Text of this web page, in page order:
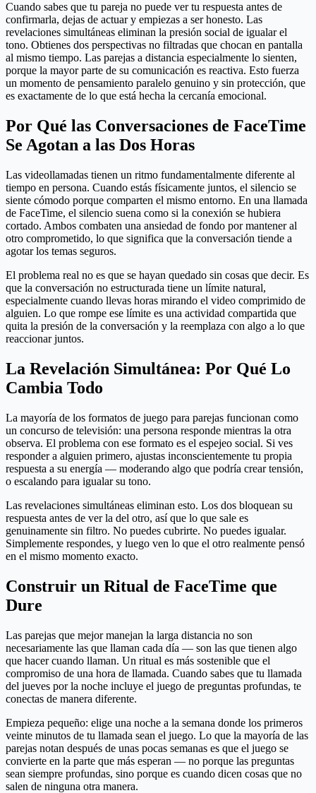
Cuando sabes que tu pareja no puede ver tu respuesta antes de
confirmarla, dejas de actuar y empiezas a ser honesto. Las
revelaciones simultáneas eliminan la presión social de igualar el
tono. Obtienes dos perspectivas no filtradas que chocan en pantalla
al mismo tiempo. Las parejas a distancia especialmente lo sienten,
porque la mayor parte de su comunicación es reactiva. Esto fuerza
un momento de pensamiento paralelo genuino y sin protección, que
es exactamente de lo que está hecha la cercanía emocional.
Por Qué las Conversaciones de FaceTime
Se Agotan a las Dos Horas
Las videollamadas tienen un ritmo fundamentalmente diferente al
tiempo en persona. Cuando estás físicamente juntos, el silencio se
siente cómodo porque comparten el mismo entorno. En una llamada
de FaceTime, el silencio suena como si la conexión se hubiera
cortado. Ambos combaten una ansiedad de fondo por mantener al
otro comprometido, lo que significa que la conversación tiende a
agotar los temas seguros.
El problema real no es que se hayan quedado sin cosas que decir. Es
que la conversación no estructurada tiene un límite natural,
especialmente cuando llevas horas mirando el video comprimido de
alguien. Lo que rompe ese límite es una actividad compartida que
quita la presión de la conversación y la reemplaza con algo a lo que
reaccionar juntos.
La Revelación Simultánea: Por Qué Lo
Cambia Todo
La mayoría de los formatos de juego para parejas funcionan como
un concurso de televisión: una persona responde mientras la otra
observa. El problema con ese formato es el espejeo social. Si ves
responder a alguien primero, ajustas inconscientemente tu propia
respuesta a su energía — moderando algo que podría crear tensión,
o escalando para igualar su tono.
Las revelaciones simultáneas eliminan esto. Los dos bloquean su
respuesta antes de ver la del otro, así que lo que sale es
genuinamente sin filtro. No puedes cubrirte. No puedes igualar.
Simplemente respondes, y luego ven lo que el otro realmente pensó
en el mismo momento exacto.
Construir un Ritual de FaceTime que
Dure
Las parejas que mejor manejan la larga distancia no son
necesariamente las que llaman cada día — son las que tienen algo
que hacer cuando llaman. Un ritual es más sostenible que el
compromiso de una hora de llamada. Cuando sabes que tu llamada
del jueves por la noche incluye el juego de preguntas profundas, te
conectas de manera diferente.
Empieza pequeño: elige una noche a la semana donde los primeros
veinte minutos de tu llamada sean el juego. Lo que la mayoría de las
parejas notan después de unas pocas semanas es que el juego se
convierte en la parte que más esperan — no porque las preguntas
sean siempre profundas, sino porque es cuando dicen cosas que no
salen de ninguna otra manera.